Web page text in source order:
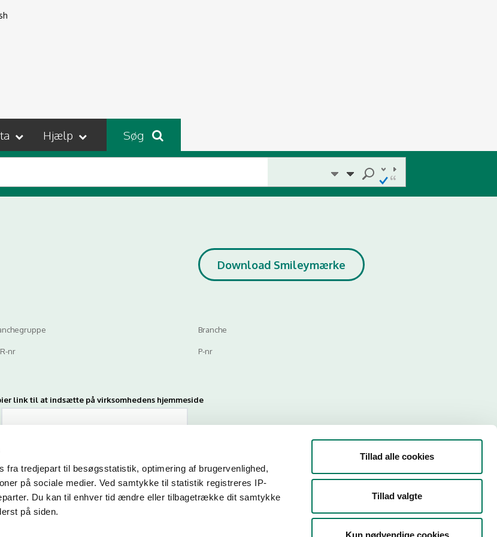
fra tredjepart til besøgsstatistik, optimering af brugervenlighed,
på sociale medier. Ved samtykke til statistik registreres IP-
Du kan til enhver tid ændre eller tilbagetrække dit samtykke
på siden.
Tillad alle cookies
Tillad valgte
Kun nødvendige cookies
Hjælp Søg
Download Smileymærke
Branche
nr P-nr
link til at indsætte på virksomhedens hjemmeside
din mail og abonnere på denne virksomheds kontrolrapporter. Så
kommer en ny kontrolrapport.